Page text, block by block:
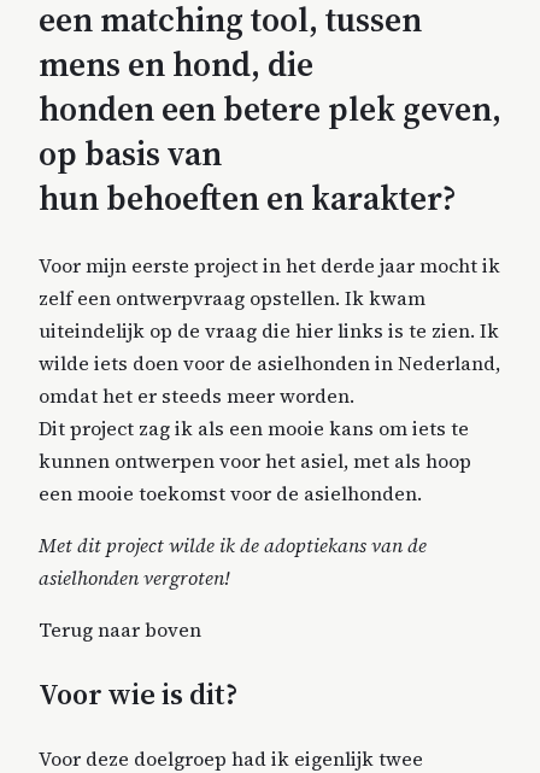
een matching tool, tussen
mens en hond, die
honden een betere plek geven,
op basis van
hun behoeften en karakter?
Voor mijn eerste project in het derde jaar mocht ik
zelf een ontwerpvraag opstellen. Ik kwam
uiteindelijk op de vraag die hier links is te zien. Ik
wilde iets doen voor de asielhonden in Nederland,
omdat het er steeds meer worden.
Dit project zag ik als een mooie kans om iets te
kunnen ontwerpen voor het asiel, met als hoop
een mooie toekomst voor de asielhonden.
Met dit project wilde ik de adoptiekans van de
asielhonden vergroten!
Terug naar boven
Voor wie is dit?
Voor deze doelgroep had ik eigenlijk twee